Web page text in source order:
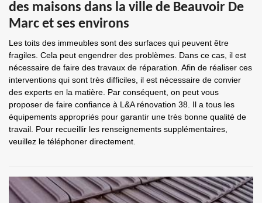
des maisons dans la ville de Beauvoir De
Marc et ses environs
Les toits des immeubles sont des surfaces qui peuvent être
fragiles. Cela peut engendrer des problèmes. Dans ce cas, il est
nécessaire de faire des travaux de réparation. Afin de réaliser ces
interventions qui sont très difficiles, il est nécessaire de convier
des experts en la matière. Par conséquent, on peut vous
proposer de faire confiance à L&A rénovation 38. Il a tous les
équipements appropriés pour garantir une très bonne qualité de
travail. Pour recueillir les renseignements supplémentaires,
veuillez le téléphoner directement.